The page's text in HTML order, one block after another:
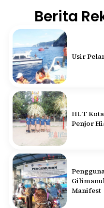
Berita
Usir
HUT
Penjor
Manifest